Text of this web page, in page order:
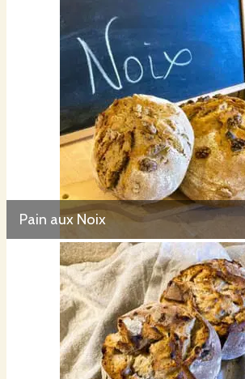
Pain aux Noix